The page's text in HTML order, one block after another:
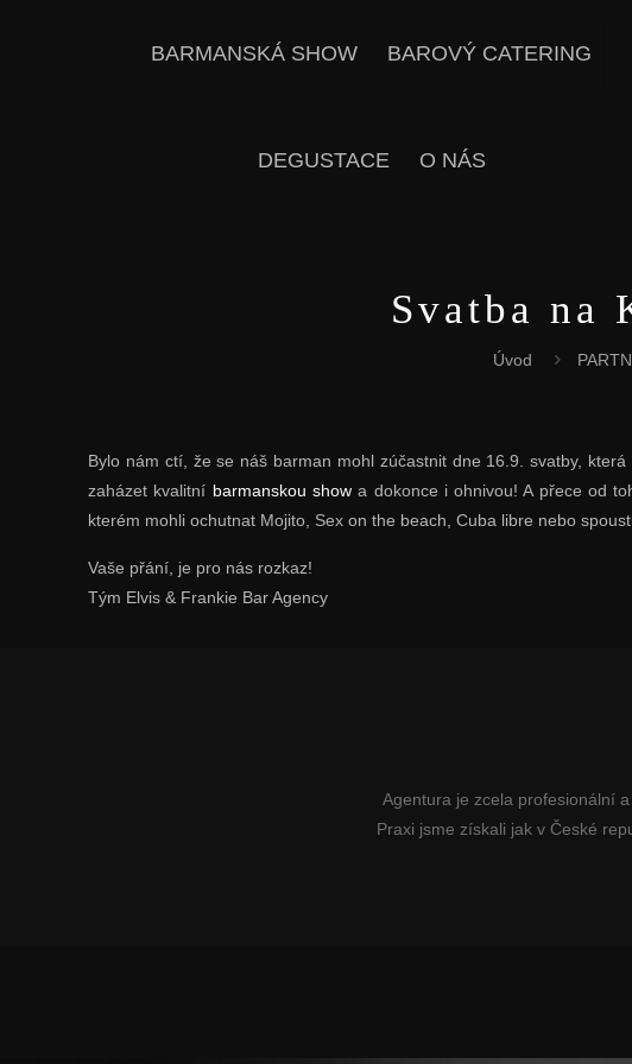
BARMANSKÁ SHOW BAROVÝ CATERING
DEGUSTACE O NÁS
Svatba na
Úvod
Bylo nám ctí, že se náš barman mohl zúčastnit dne 16.9. svatby,
zaházet kvalitní barmanskou show a dokonce i ohnivou! A přece od
kterém mohli ochutnat Mojito, Sex on the beach, Cuba libre nebo
Vaše přání, je pro nás rozkaz!
Tým Elvis & Frankie Bar Agency
Agentura je zcela profesionální
Praxi jsme získali jak v České